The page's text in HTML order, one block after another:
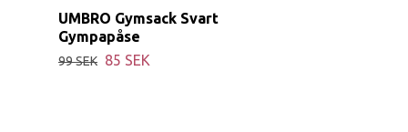
UMBRO Gymsack Svart
Gympapåse
99 SEK 85 SEK